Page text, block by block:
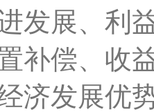
发展、利
补偿、收
济发展优